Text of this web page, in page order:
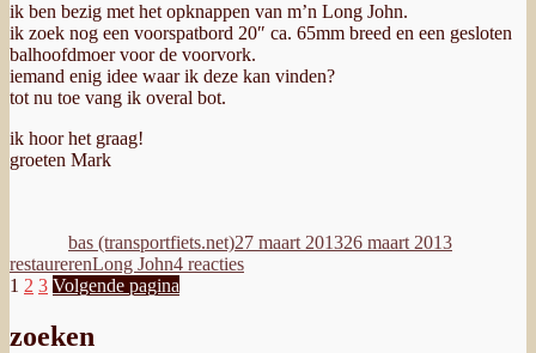
ik ben bezig met het opknappen van m’n Long John.
ik zoek nog een voorspatbord 20″ ca. 65mm breed en een gesloten
balhoofdmoer voor de voorvork.
iemand enig idee waar ik deze kan vinden?
tot nu toe vang ik overal bot.
ik hoor het graag!
groeten Mark
bas (transportfiets.net)27 maart 201326 maart 2013
restaurerenTags
Long John4 reactiesop
Berichten
paginering
Pagina
1 Pagina
2 Pagina
3 Volgende pagina
zoeken